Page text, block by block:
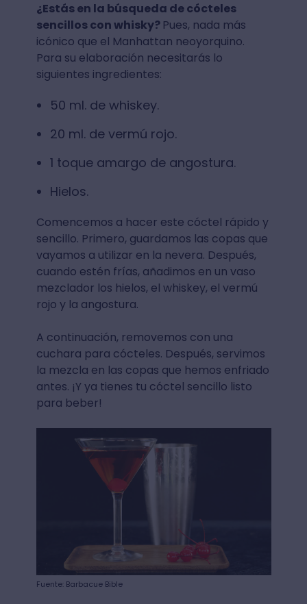
¿Estás en la búsqueda de cócteles
sencillos con whisky⁣? Pues, nada más
icónico que el Manhattan neoyorquino.
Para su elaboración necesitarás lo
siguientes ingredientes:
50 ml. de whiskey⁣.
⁣20 ml. de vermú rojo⁣.
⁣1 toque amargo de angostura⁣.
⁣Hielos.
Comencemos a hacer este cóctel rápido y
sencillo.⁣ Primero, guardamos las copas que
vayamos a utilizar en la nevera.⁣ Después,
cuando estén frías, añadimos en un vaso
mezclador los hielos, el whiskey, el vermú
rojo y la angostura.⁣
A continuación, removemos con una
cuchara para cócteles. Después, servimos
la mezcla en las copas que hemos enfriado
antes.⁣ ¡Y ya tienes tu cóctel sencillo listo
para beber!⁣
Fuente: Barbacue Bible